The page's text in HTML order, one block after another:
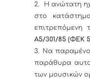
2. Η ανώτατη
στο
επιτρεπόμενη
Α5/301/85 (ΦΕΚ
3. Να
παράθυρα
των μουσικών